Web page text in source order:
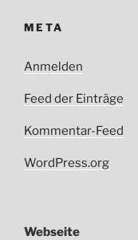
META
Anmelden
Feed der Einträge
Kommentar-Feed
WordPress.org
Webseite